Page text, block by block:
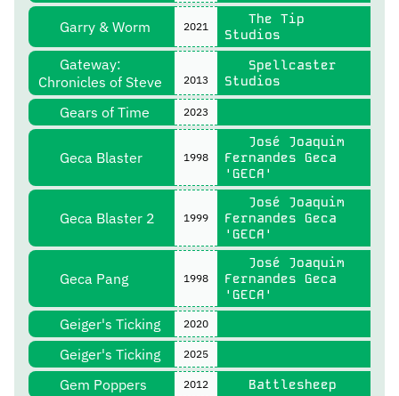
Garry & Worm 2021
The Tip
Studios
Gateway:
Chronicles of Steve
2013
Spellcaster
Studios
Gears of Time 2023
Geca Blaster 1998
José Joaquim
Fernandes Geca
'GECA'
Geca Blaster 2 1999
José Joaquim
Fernandes Geca
'GECA'
Geca Pang 1998
José Joaquim
Fernandes Geca
'GECA'
Geiger's Ticking 2020
Geiger's Ticking 2025
Gem Poppers 2012 Battlesheep